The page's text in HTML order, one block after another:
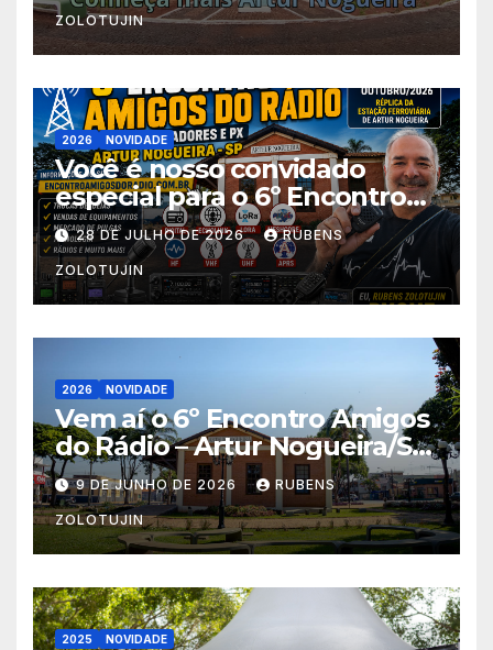
ZOLOTUJIN
2026 NOVIDADE
Você é nosso convidado
especial para o 6º Encontro
Amigos do Rádio! Estação
Ferroviária Centro
28 DE JULHO DE 2026 RUBENS
ZOLOTUJIN
2026 NOVIDADE
Vem aí o 6º Encontro Amigos
do Rádio – Artur Nogueira/SP
10-11/10/2026
9 DE JUNHO DE 2026 RUBENS
ZOLOTUJIN
2025 NOVIDADE